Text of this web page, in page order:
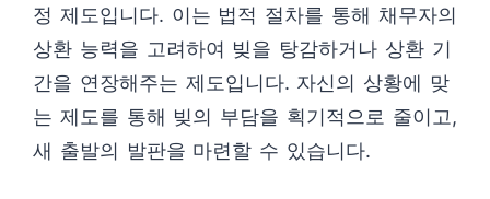
정 제도입니다. 이는 법적 절차를 통해 채무자의
상환 능력을 고려하여 빚을 탕감하거나 상환 기
간을 연장해주는 제도입니다. 자신의 상황에 맞
는 제도를 통해 빚의 부담을 획기적으로 줄이고,
새 출발의 발판을 마련할 수 있습니다.